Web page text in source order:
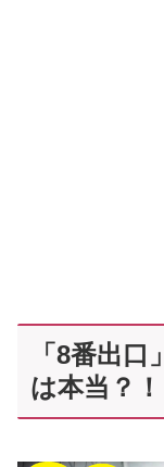
「8番出
は本当？！